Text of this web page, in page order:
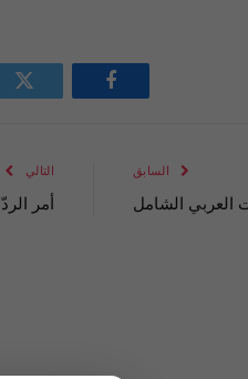
فيسبوك
السابق
العربي الشامل
التالي
أمر